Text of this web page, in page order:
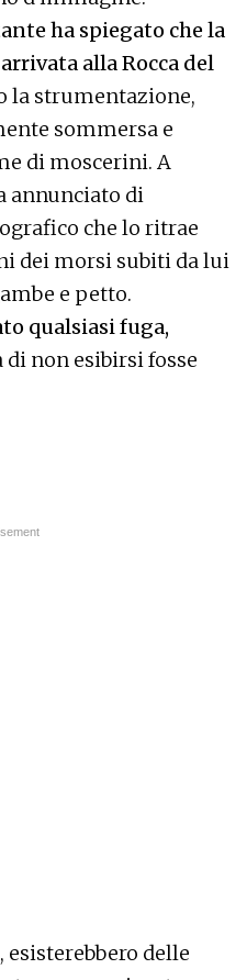
ha spiegato che la
alla Rocca del
la strumentazione,
sommersa e
di moscerini. A
annunciato di
che lo ritrae
dei morsi subiti da lui
e petto.
qualsiasi fuga,
di non esibirsi fosse
esisterebbero delle